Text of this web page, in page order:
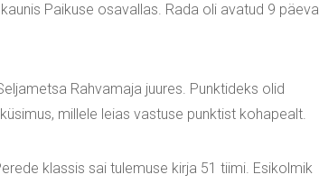
Paikuse osavallas. Rada oli avatud 9 päeva
Rahvamaja juures. Punktideks olid
millele leias vastuse punktist kohapealt.
klassis sai tulemuse kirja 51 tiimi. Esikolmik